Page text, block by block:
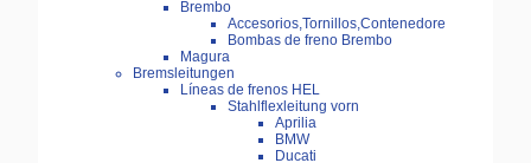
Brembo
Accesorios,Tornillos,Contenedore
Bombas de freno Brembo
Magura
Bremsleitungen
Líneas de frenos HEL
Stahlflexleitung vorn
Aprilia
BMW
Ducati